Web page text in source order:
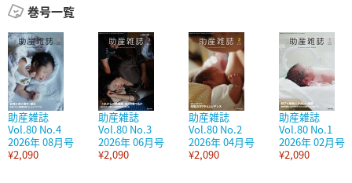
巻号一覧
助産雑誌
Vol.80 No.4
2026年 08月号
¥2,090
助産雑誌
Vol.80 No.3
2026年 06月号
¥2,090
助産雑誌
Vol.80 No.2
2026年 04月号
¥2,090
助産雑誌
Vol.80 No.1
2026年 02月号
¥2,090